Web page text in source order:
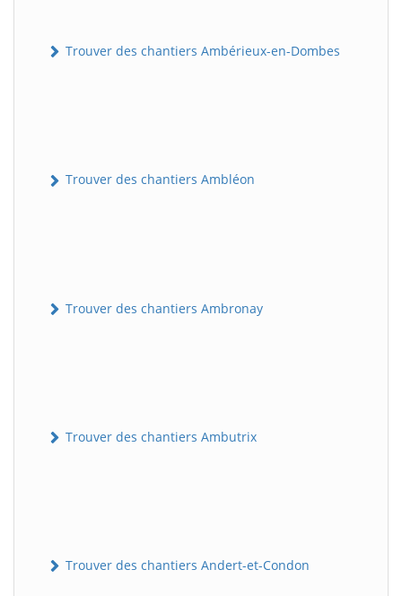
Trouver des chantiers Ambérieux-en-Dombes
Trouver des chantiers Ambléon
Trouver des chantiers Ambronay
Trouver des chantiers Ambutrix
Trouver des chantiers Andert-et-Condon